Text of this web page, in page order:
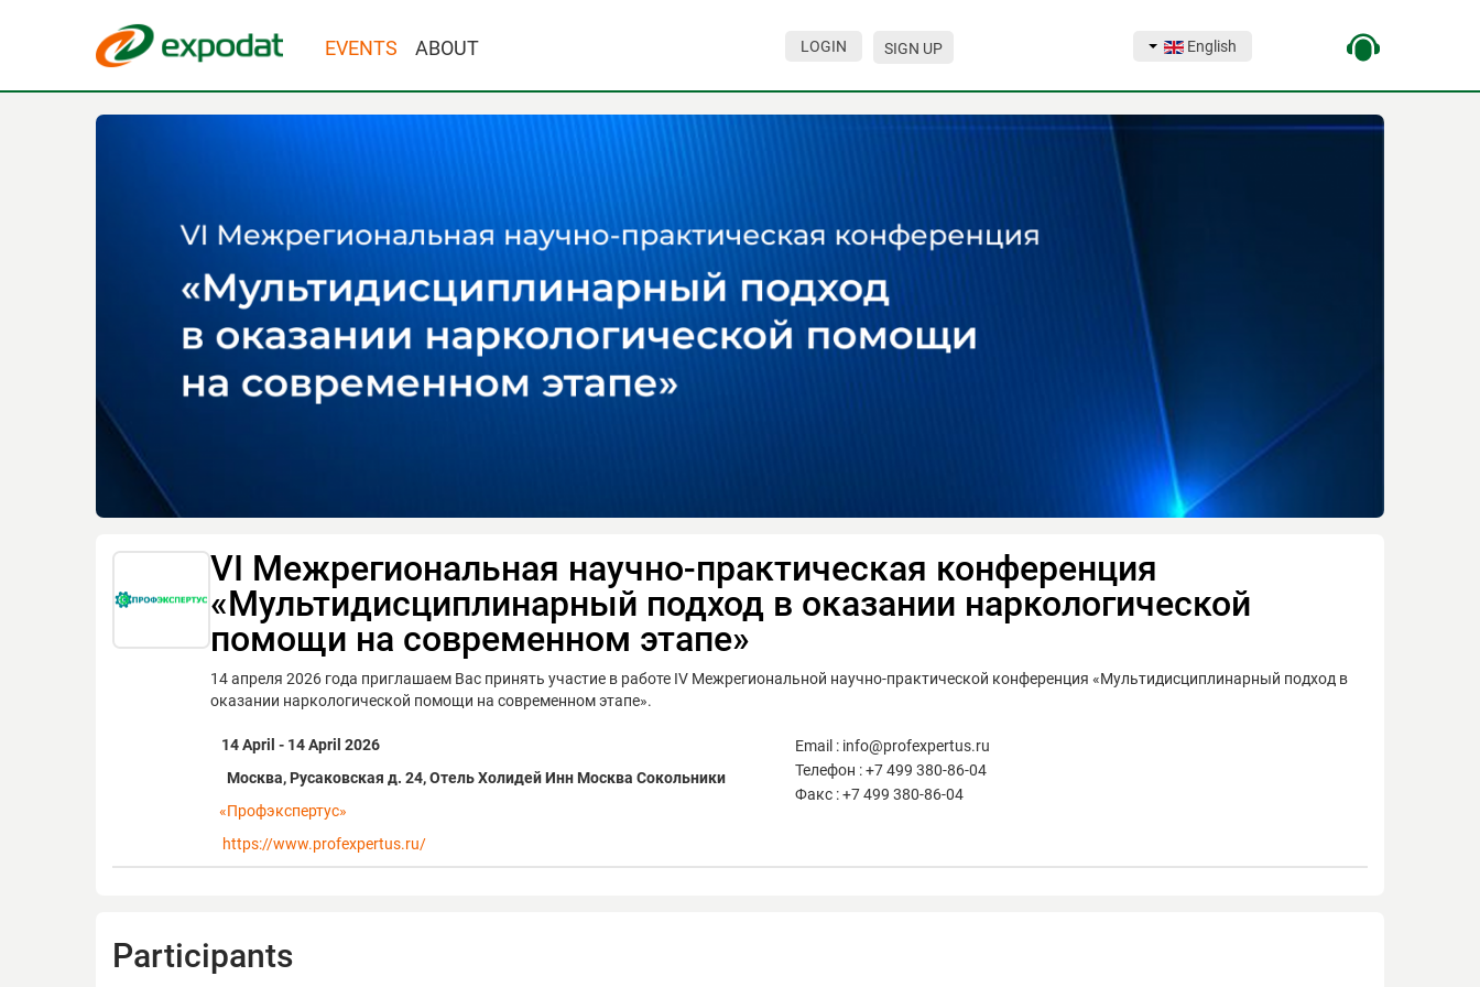
EVENTS ABOUT LOGIN SIGN UP English
VI Межрегиональная научно-практическая конференция
«Мультидисциплинарный подход в оказании наркологической
помощи на современном этапе»
14 апреля 2026 года приглашаем Вас принять участие в работе IV Межрегиональной научно-практической конференция «Мультидисциплинарный подход в
оказании наркологической помощи на современном этапе».
14 April - 14 April 2026
Москва, Русаковская д. 24, Отель Холидей Инн Москва Сокольники
«Профэкспертус»
https://www.profexpertus.ru/
Email : info@profexpertus.ru
Телефон : +7 499 380-86-04
Факс : +7 499 380-86-04
Participants